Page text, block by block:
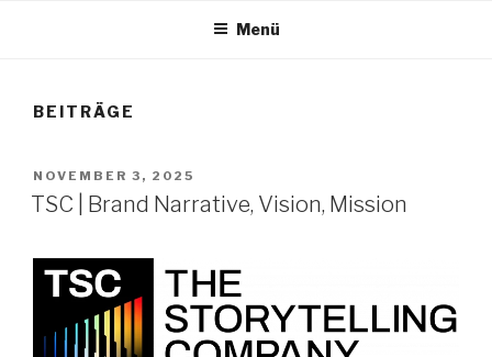
Menü
BEITRÄGE
VERÖFFENTLICHT
AM
NOVEMBER 3, 2025
TSC | Brand Narrative, Vision, Mission